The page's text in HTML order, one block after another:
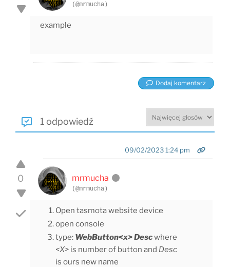
(@mrmucha)
example
Dodaj komentarz
1 odpowiedź
0
09/02/2023 1:24 pm
mrmucha
(@mrmucha)
Open tasmota website device
open console
type: WebButton<x> Descwhere
<X> is number of button and Desc
is ours new name